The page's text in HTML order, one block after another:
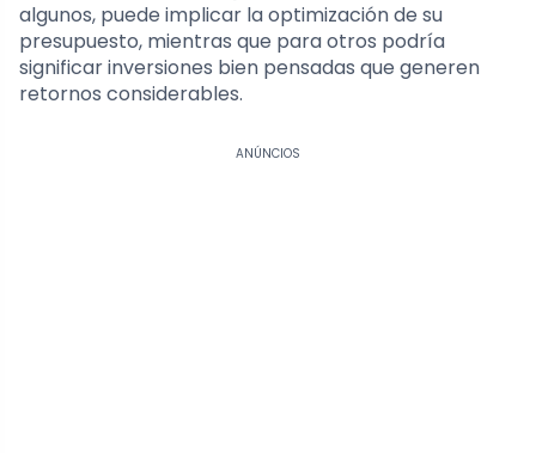
algunos, puede implicar la optimización de su
presupuesto, mientras que para otros podría
significar inversiones bien pensadas que generen
retornos considerables.
ANÚNCIOS